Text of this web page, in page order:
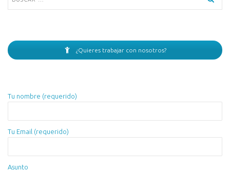
¿Quieres trabajar con nosotros?
Tu nombre (requerido)
Tu Email (requerido)
Asunto